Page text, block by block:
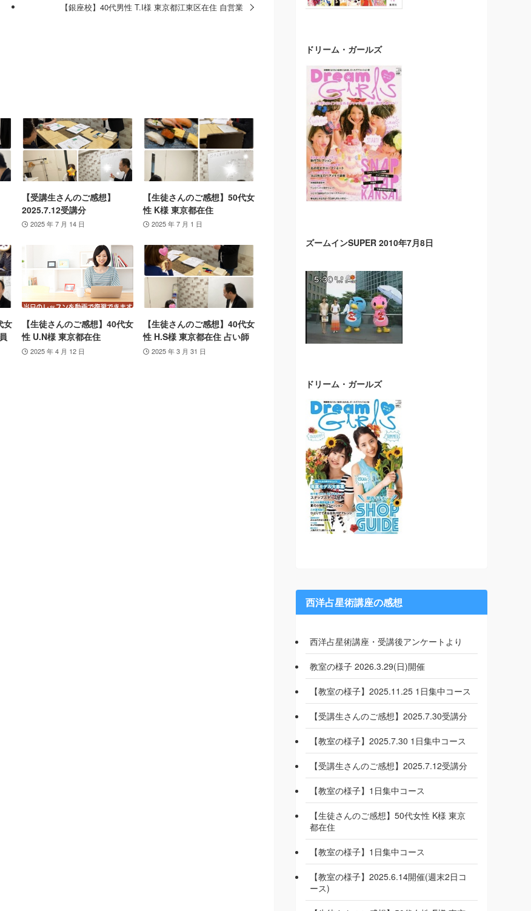
【銀座校】40代男性 T.I様 東京都江東区在住 自営業
【受講生さんのご感想】
2025.7.12受講分
2025 年 7 月 14 日
【生徒さんのご感想】50代女
性 K様 東京都在住
2025 年 7 月 1 日
女
【生徒さんのご感想】40代女
性 U.N様 東京都在住
2025 年 4 月 12 日
【生徒さんのご感想】40代女
性 H.S様 東京都在住 占い師
2025 年 3 月 31 日
ドリーム・ガールズ
ズームインSUPER 2010年7月8日
ドリーム・ガールズ
西洋占星術講座の感想
西洋占星術講座・受講後アンケートより
教室の様子 2026.3.29(日)開催
【教室の様子】2025.11.25 1日集中コース
【受講生さんのご感想】2025.7.30受講分
【教室の様子】2025.7.30 1日集中コース
【受講生さんのご感想】2025.7.12受講分
【教室の様子】1日集中コース
【生徒さんのご感想】50代女性 K様 東京
都在住
【教室の様子】1日集中コース
【教室の様子】2025.6.14開催(週末2日コ
ース)